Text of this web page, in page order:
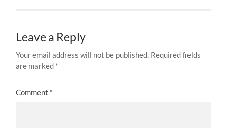
Leave a Reply
Your email address will not be published. Required fields
are marked *
Comment *